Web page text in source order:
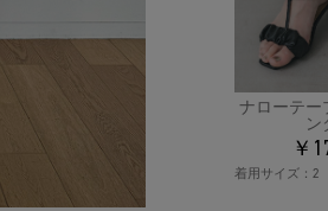
ナローテー
ン
￥
着用サイズ： 2